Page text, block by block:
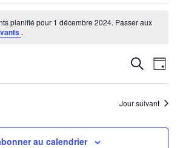
planifié pour 1 décembre 2024. Passer aux
.
et
de
vues
Recherche
de
Jour
Jour suivant
au calendrier